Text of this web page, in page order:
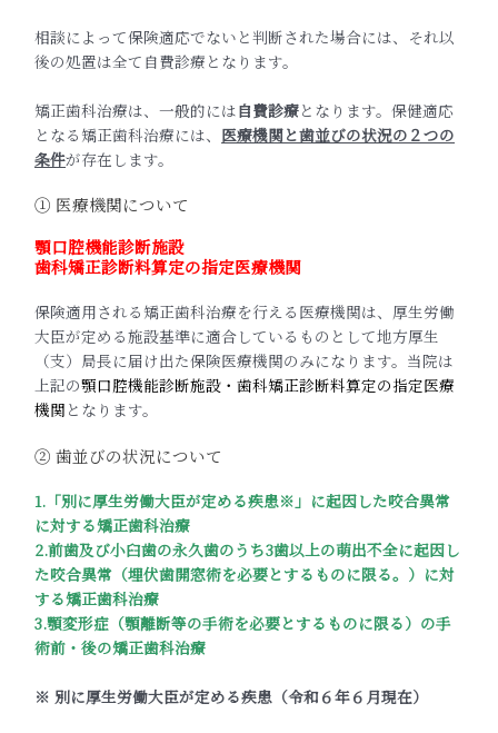
相談によって保険適応でないと判断された場合には、それ以
後の処置は全て自費診療となります。
矯正歯科治療は、一般的には自費診療となります。保健適応
となる矯正歯科治療には、 医療機関と歯並びの状況の２つの
条件が存在します。
① 医療機関について
顎口腔機能診断施設
歯科矯正診断料算定の指定医療機関
保険適用される矯正歯科治療を行える医療機関は、厚生労働
大臣が定める施設基準に適合しているものとして地方厚生
（支）局長に届け出た保険医療機関のみになります。当院は
上記の顎口腔機能診断施設・歯科矯正診断料算定の指定医療
機関 となります。
② 歯並びの状況について
1.「別に厚生労働大臣が定める疾患※」に起因した咬合異常
に対する矯正歯科治療
2.前歯及び小臼歯の永久歯のうち3歯以上の萌出不全に起因し
た咬合異常（埋伏歯開窓術を必要とするものに限る。）に対
する矯正歯科治療
3.顎変形症（顎離断等の手術を必要とするものに限る）の手
術前・後の矯正歯科治療
※ 別に厚生労働大臣が定める疾患（令和６年６月現在）